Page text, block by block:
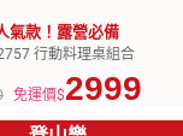
氣款！露營必備
行動料理桌組合
免運價$2999